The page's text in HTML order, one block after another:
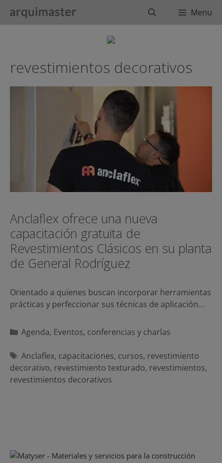
BuscarMenu
revestimientos decorativos
Anclaflex ofrece una nueva
capacitación gratuita de
Revestimientos Clásicos en su planta
de General Rodríguez
Orientado a quienes buscan incorporar herramientas
prácticas y perfeccionar sus técnicas de aplicación…
Categorías
Agenda, Eventos, conferencias y charlas
Etiquetas
Anclaflex, capacitaciones, cursos, revestimiento
decorativo, revestimiento texturado, revestimientos,
revestimientos decorativos